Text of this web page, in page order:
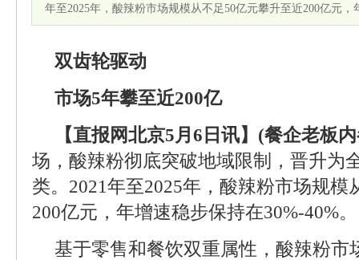
年至2025年，酸辣粉市场规模从不足50亿元攀升至近200亿元，
双齿轮驱动
市场5年攀至近200亿
【直报网北京5月6日讯】(餐企老板
场，酸辣粉彻底突破地域限制，晋升为
类。2021年至2025年，酸辣粉市场规模
200亿元，年增速稳步保持在30%-40%。
基于零售和餐饮双重属性，酸辣粉市